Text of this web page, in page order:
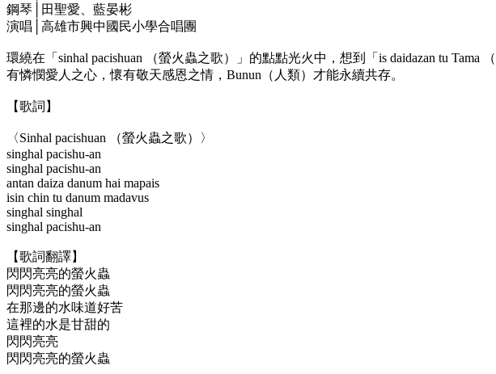
鋼琴│田聖愛、藍晏彬
演唱│高雄市興中國民小學合唱團
環繞在「sinhal pacishuan （螢火蟲之歌）」的點點光火中，想到「is daidazan tu
有憐憫愛人之心，懷有敬天感恩之情，Bunun（人類）才能永續共存。
【歌詞】
〈Sinhal pacishuan （螢火蟲之歌）〉
singhal pacishu-an
singhal pacishu-an
antan daiza danum hai mapais
isin chin tu danum madavus
singhal singhal
singhal pacishu-an
【歌詞翻譯】
閃閃亮亮的螢火蟲
閃閃亮亮的螢火蟲
在那邊的水味道好苦
這裡的水是甘甜的
閃閃亮亮
閃閃亮亮的螢火蟲